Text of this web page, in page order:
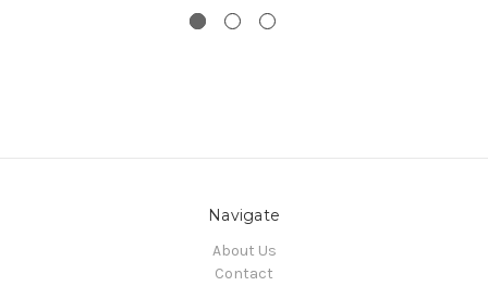
Navigate
About Us
Contact